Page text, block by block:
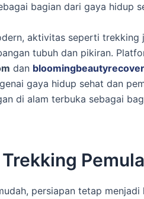
bagian dari gaya hidup
aktivitas seperti trekking
tubuh dan pikiran.
dan
gaya hidup sehat dan
di alam terbuka sebagai
Pemula
persiapan tetap menjadi